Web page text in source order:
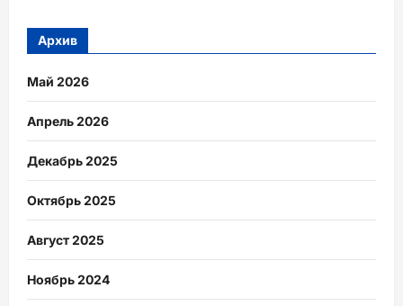
Архив
Май 2026
Апрель 2026
Декабрь 2025
Октябрь 2025
Август 2025
Ноябрь 2024